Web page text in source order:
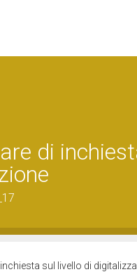
di
sul livello di